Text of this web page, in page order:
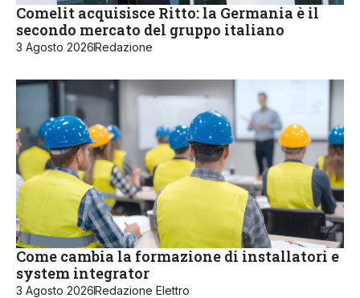
Comelit acquisisce Ritto: la Germania è il
secondo mercato del gruppo italiano
3 Agosto 2026Redazione
Come cambia la formazione di installatori e
system integrator
3 Agosto 2026Redazione Elettro